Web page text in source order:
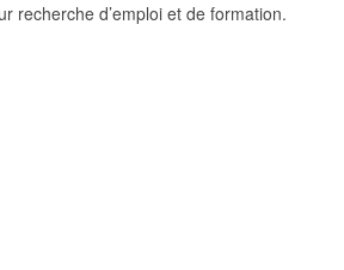
recherche d’emploi et de formation.